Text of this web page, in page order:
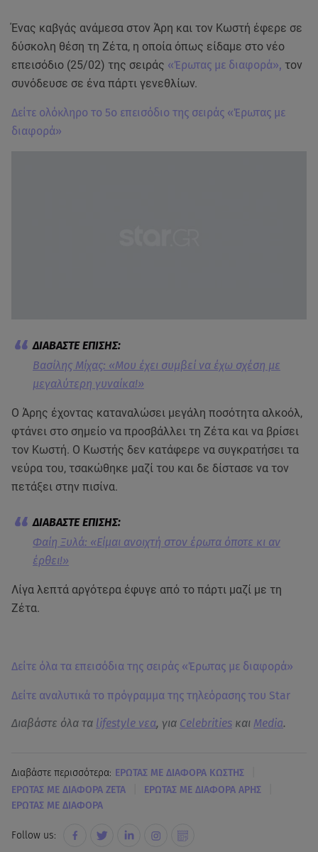
Ένας καβγάς ανάμεσα στον Άρη και τον Κωστή έφερε σε
δύσκολη θέση τη Ζέτα, η οποία όπως είδαμε στο νέο
επεισόδιο (25/02) της σειράς «Έρωτας με διαφορά», τον
συνόδευσε σε ένα πάρτι γενεθλίων.
Δείτε ολόκληρο το 5ο επεισόδιο της σειράς «Έρωτας με
διαφορά»
Βασίλης Μίχας: «Μου έχει συμβεί να έχω σχέση με
μεγαλύτερη γυναίκα!»
Ο Άρης έχοντας καταναλώσει μεγάλη ποσότητα αλκοόλ,
φτάνει στο σημείο να προσβάλλει τη Ζέτα και να βρίσει
τον Κωστή. Ο Κωστής δεν κατάφερε να συγκρατήσει τα
νεύρα του, τσακώθηκε μαζί του και δε δίστασε να τον
πετάξει στην πισίνα.
Φαίη Ξυλά: «Είμαι ανοιχτή στον έρωτα όποτε κι αν
έρθει!»
Λίγα λεπτά αργότερα έφυγε από το πάρτι μαζί με τη
Ζέτα.
Δείτε όλα τα επεισόδια της σειράς «Έρωτας με διαφορά»
Δείτε αναλυτικά το πρόγραμμα της τηλεόρασης του Star
Διαβάστε όλα τα lifestyle νεα, για Celebrities και Media.
Διαβάστε περισσότερα: ΕΡΩΤΑΣ ΜΕ ΔΙΑΦΟΡΑ ΚΩΣΤΗΣ
ΕΡΩΤΑΣ ΜΕ ΔΙΑΦΟΡΑ ΖΕΤΑ ΕΡΩΤΑΣ ΜΕ ΔΙΑΦΟΡΑ ΑΡΗΣ
ΕΡΩΤΑΣ ΜΕ ΔΙΑΦΟΡΑ
Follow us: